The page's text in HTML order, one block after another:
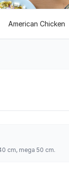
American Chicken
cm, mega 50 cm.